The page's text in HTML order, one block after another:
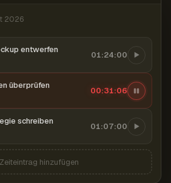
2026
entwerfen 01:24:00
überprüfen 00:31:07
schreiben 01:07:00
Zeiteintrag hinzufügen